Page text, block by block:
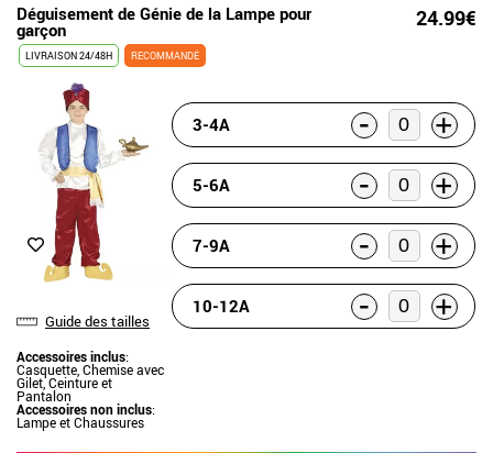
Déguisement de Génie de la Lampe pour
garçon 24.99€
LIVRAISON 24/48H RECOMMANDÉ
Guide des tailles
Accessoires inclus:
Casquette, Chemise avec
Gilet, Ceinture et
Pantalon
Accessoires non inclus:
Lampe et Chaussures
3-4A - +
5-6A - +
7-9A - +
10-12A - +